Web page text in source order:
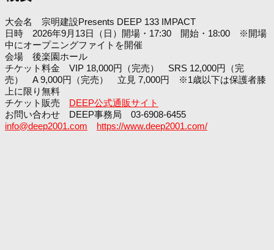
大会名 宗明建設Presents DEEP 133 IMPACT
日時 2026年9月13日（日）開場・17:30 開始・18:00 ※開場
中にオープニングファイトを開催
会場 後楽園ホール
チケット料金 VIP 18,000円（完売） SRS 12,000円（完
売） A 9,000円（完売） 立見 7,000円 ※1歳以下は保護者膝
上に限り無料
チケット販売 DEEP公式通販サイト
お問い合わせ DEEP事務局 03-6908-6455
info@deep2001.com
https://www.deep2001.com/